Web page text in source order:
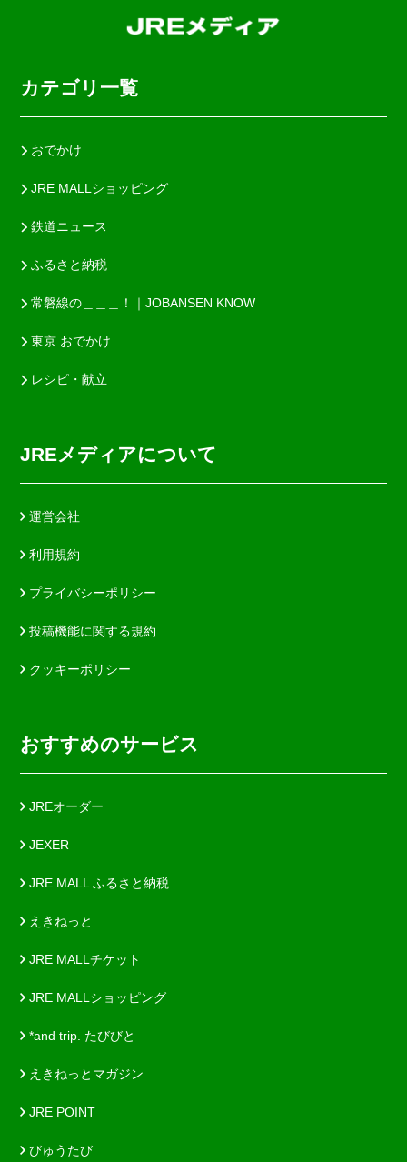
カテゴリ一覧
おでかけ
JRE MALLショッピング
鉄道ニュース
ふるさと納税
常磐線の＿＿＿！｜JOBANSEN KNOW
東京 おでかけ
レシピ・献立
JREメディアについて
運営会社
利用規約
プライバシーポリシー
投稿機能に関する規約
クッキーポリシー
おすすめのサービス
JREオーダー
JEXER
JRE MALL ふるさと納税
えきねっと
JRE MALLチケット
JRE MALLショッピング
*and trip. たびびと
えきねっとマガジン
JRE POINT
びゅうたび